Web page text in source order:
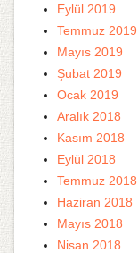
Eylül 2019
Temmuz 2019
Mayıs 2019
Şubat 2019
Ocak 2019
Aralık 2018
Kasım 2018
Eylül 2018
Temmuz 2018
Haziran 2018
Mayıs 2018
Nisan 2018